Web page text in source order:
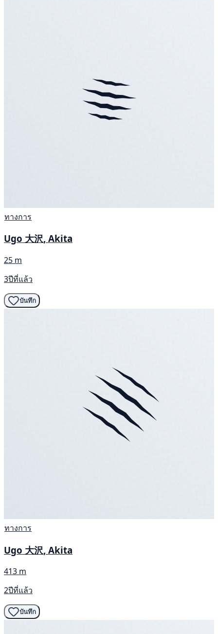
ทางการ
Ugo 大沢, Akita
25 m
3ปีที่แล้ว
บันทึก
ทางการ
Ugo 大沢, Akita
413 m
2ปีที่แล้ว
บันทึก